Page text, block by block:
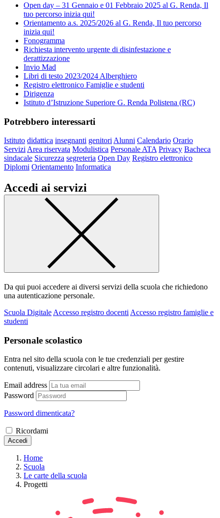
Open day – 31 Gennaio e 01 Febbraio 2025 al G. Renda, Il
tuo percorso inizia qui!
Orientamento a.s. 2025/2026 al G. Renda, Il tuo percorso
inizia qui!
Fonogramma
Richiesta intervento urgente di disinfestazione e
derattizzazione
Invio Mad
Libri di testo 2023/2024 Alberghiero
Registro elettronico Famiglie e studenti
Dirigenza
Istituto d’Istruzione Superiore G. Renda Polistena (RC)
Potrebbero interessarti
Istituto didattica insegnanti genitori Alunni Calendario Orario
Servizi Area riservata Modulistica Personale ATA Privacy Bacheca
sindacale Sicurezza segreteria Open Day Registro elettronico
Diplomi Orientamento Informatica
Accedi ai servizi
Da qui puoi accedere ai diversi servizi della scuola che richiedono
una autenticazione personale.
Scuola Digitale Accesso registro docenti Accesso registro famiglie e
studenti
Personale scolastico
Entra nel sito della scuola con le tue credenziali per gestire
contenuti, visualizzare circolari e altre funzionalità.
Email address
Password
Password dimenticata?
Ricordami
Accedi
Home
Scuola
Le carte della scuola
Progetti